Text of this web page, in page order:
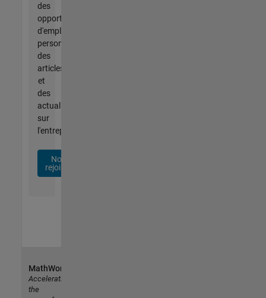
des
opportunités
d'emploi
personnalisées,
des
articles
et
des
actualités
sur
l'entreprise.
Nous
rejoindre
MathWorks
Accelerating
the